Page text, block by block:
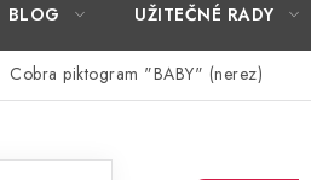
BLOG UŽITEČNÉ RADY
Cobra piktogram "BABY" (nerez)